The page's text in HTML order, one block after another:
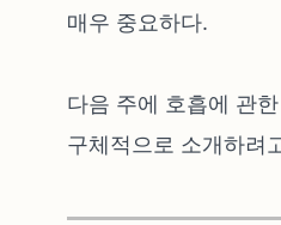
매우 중요하다.
다음 주에 호흡에 관
구체적으로 소개하려